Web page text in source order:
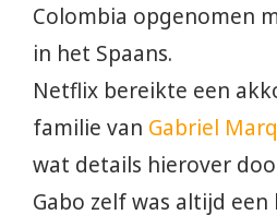
Colombia opgenomen
in het Spaans.
Netflix bereikte een
familie van Gabriel
wat details hierover
Gabo zelf was altijd